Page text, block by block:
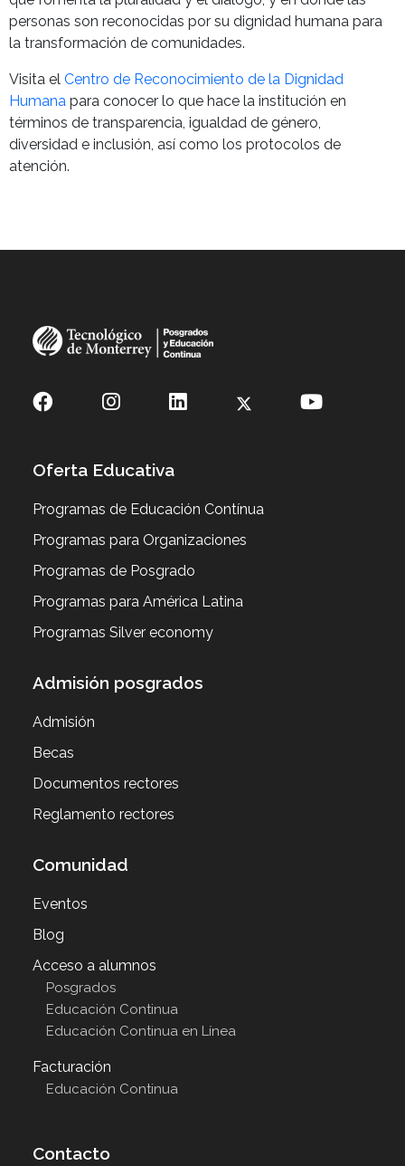
personas son reconocidas por su dignidad humana para
la transformación de comunidades.
Visita el Centro de Reconocimiento de la Dignidad
Humana para conocer lo que hace la institución en
términos de transparencia, igualdad de género,
diversidad e inclusión, así como los protocolos de
atención.
Oferta Educativa
Programas de Educación Contínua
Programas para Organizaciones
Programas de Posgrado
Programas para América Latina
Programas Silver economy
Admisión posgrados
Admisión
Becas
Documentos rectores
Reglamento rectores
Comunidad
Eventos
Blog
Acceso a alumnos
Posgrados
Educación Continua
Educación Continua en Línea
Facturación
Educación Continua
Contacto